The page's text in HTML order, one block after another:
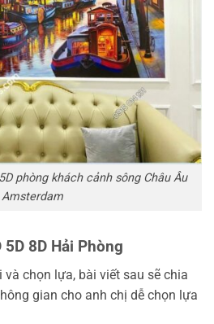
phòng khách cảnh sông Châu Âu
Amsterdam
8D Hải Phòng
chọn lựa, bài viết sau sẽ chia
gian cho anh chị dễ chọn lựa